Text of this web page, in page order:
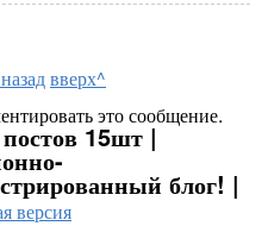
вверх^
это сообщение.
15шт |
блог! |
версия